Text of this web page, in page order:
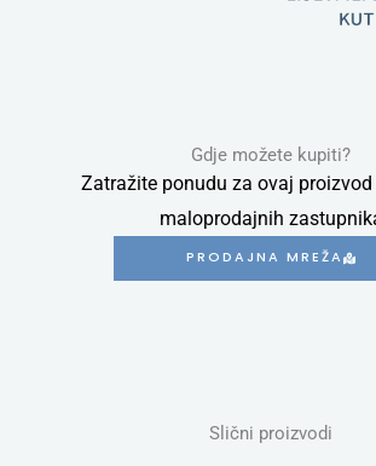
Gdje možete kupiti?
Zatražite ponudu za ovaj
maloprodajnih
PRODAJNA MREŽA
Slični proizvodi